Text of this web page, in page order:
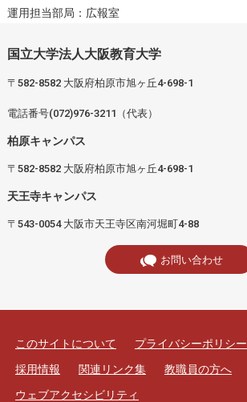
運用担当部局：広報室
国立大学法人大阪教育大学
〒582-8582 大阪府柏原市旭ヶ丘4-698-1
電話番号(072)976-3211（代表）
柏原キャンパス
〒582-8582 大阪府柏原市旭ヶ丘4-698-1
天王寺キャンパス
〒543-0054 大阪市天王寺区南河堀町4-88
お問い合わせ
このサイトについて プライバシーポリシー
採用情報
関連リンク集
教職員の方へ
ウェブアクセシビリティ